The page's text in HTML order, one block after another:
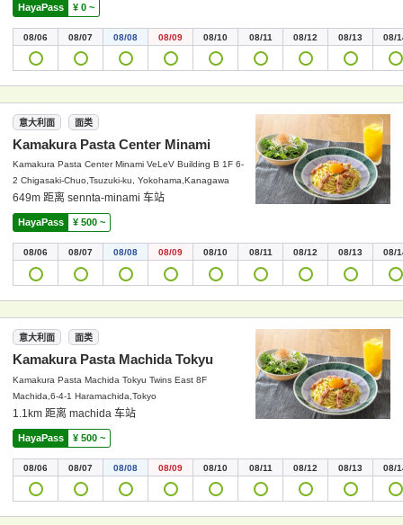
HayaPass ¥ 0 ~
08/06 08/07 08/08 08/09 08/10 08/11 08/12 08/13 08/
意大利面 面类
Kamakura Pasta Center Minami
Kamakura Pasta Center Minami VeLeV Building B 1F 6-
2 Chigasaki-Chuo,Tsuzuki-ku, Yokohama,Kanagawa
649m 距离 sennta-minami 车站
HayaPass ¥ 500 ~
08/06 08/07 08/08 08/09 08/10 08/11 08/12 08/13 08/
意大利面 面类
Kamakura Pasta Machida Tokyu
Kamakura Pasta Machida Tokyu Twins East 8F
Machida,6-4-1 Haramachida,Tokyo
1.1km 距离 machida 车站
HayaPass ¥ 500 ~
08/06 08/07 08/08 08/09 08/10 08/11 08/12 08/13 08/